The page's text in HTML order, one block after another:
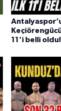
11'i belli oldu!